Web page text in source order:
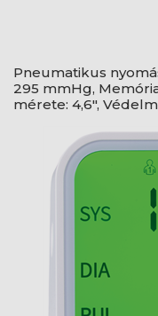
Pneumatikus
295 mmHg,
mérete: 4,6",